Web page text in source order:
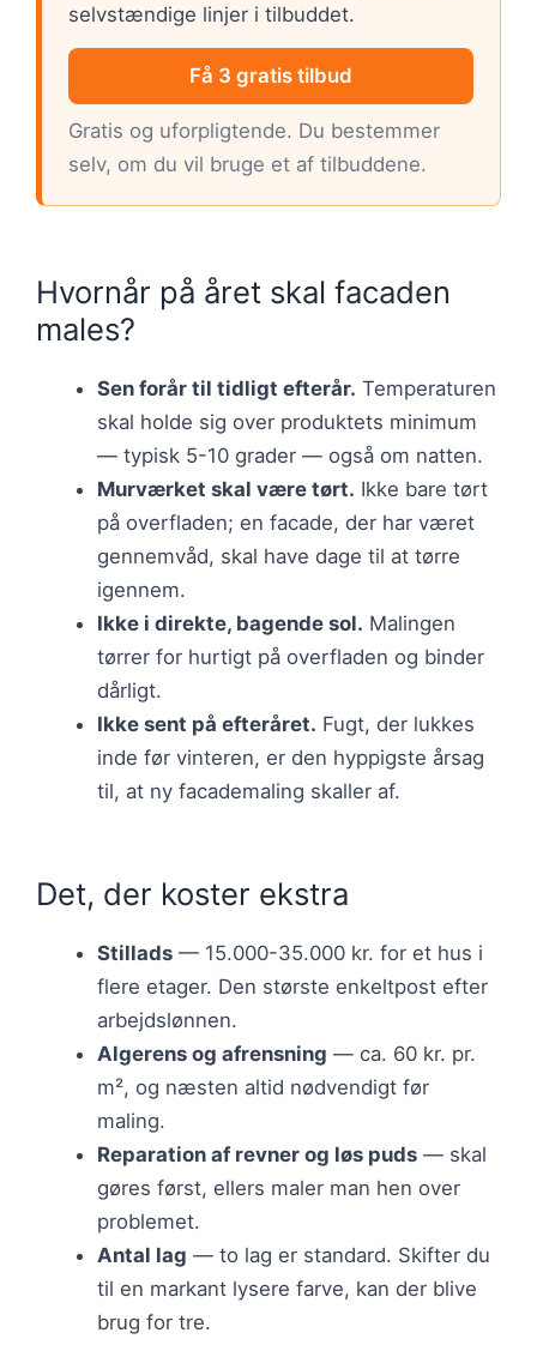
selvstændige linjer i tilbuddet.
Få 3 gratis tilbud
Gratis og uforpligtende. Du bestemmer
selv, om du vil bruge et af tilbuddene.
Hvornår på året skal facaden
males?
Sen forår til tidligt efterår. Temperaturen
skal holde sig over produktets minimum
— typisk 5-10 grader — også om natten.
Murværket skal være tørt. Ikke bare tørt
på overfladen; en facade, der har været
gennemvåd, skal have dage til at tørre
igennem.
Ikke i direkte, bagende sol. Malingen
tørrer for hurtigt på overfladen og binder
dårligt.
Ikke sent på efteråret. Fugt, der lukkes
inde før vinteren, er den hyppigste årsag
til, at ny facademaling skaller af.
Det, der koster ekstra
Stillads — 15.000-35.000 kr. for et hus i
flere etager. Den største enkeltpost efter
arbejdslønnen.
Algerens og afrensning — ca. 60 kr. pr.
m², og næsten altid nødvendigt før
maling.
Reparation af revner og løs puds — skal
gøres først, ellers maler man hen over
problemet.
Antal lag — to lag er standard. Skifter du
til en markant lysere farve, kan der blive
brug for tre.